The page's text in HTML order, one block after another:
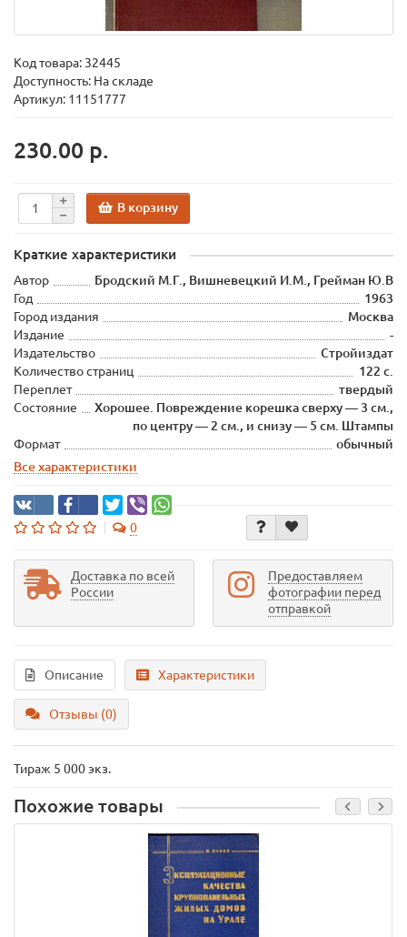
Код товара: 32445
Доступность: На складе
Артикул: 11151777
230.00 р.
В корзину
Краткие характеристики
Автор
Бродский М.Г., Вишневецкий И.М., Грейман Ю.В
Год
1963
Город издания
Москва
Издание
-
Издательство
Стройиздат
Количество страниц
122 с.
Переплет
твердый
Состояние
Хорошее. Повреждение корешка сверху — 3 см.,
по центру — 2 см., и снизу — 5 см. Штампы
Формат
обычный
Все характеристики
0
Доставка по всей
России
Предоставляем
фотографии перед
отправкой
Описание Характеристики
Отзывы (0)
Тираж 5 000 экз.
Похожие товары